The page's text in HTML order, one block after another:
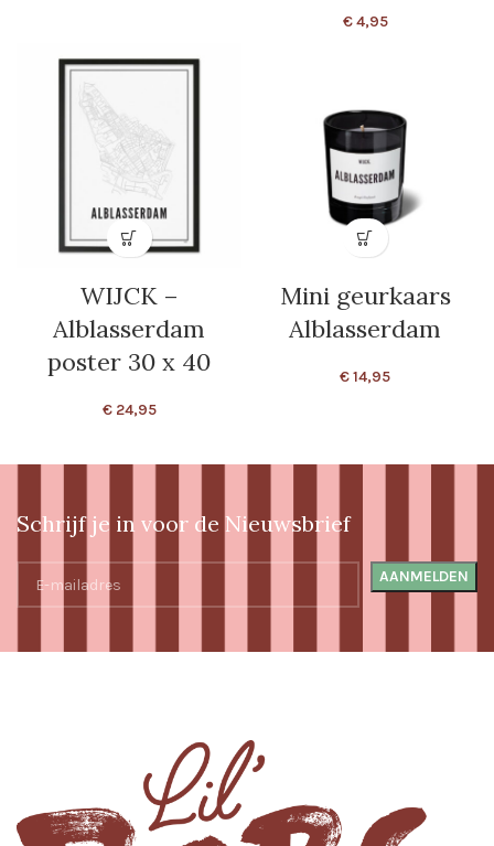
€4,95
WIJCK –
Alblasserdam
poster 30 x 40
€24,95
Mini geurkaars
Alblasserdam
€14,95
Schrijf je in voor de Nieuwsbrief